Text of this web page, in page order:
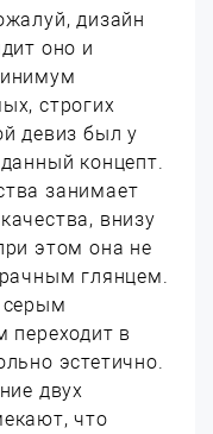
дизайн
оно и
строгих
девиз был у
концепт.
занимает
внизу
этом она не
глянцем.
серым
переходит в
эстетично.
двух
что